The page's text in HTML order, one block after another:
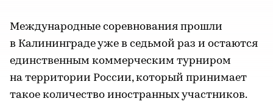
Международные соревнования прошли
в Калининграде уже в седьмой раз и остаются
единственным коммерческим турниром
на территории России, который принимает
такое количество иностранных участников.